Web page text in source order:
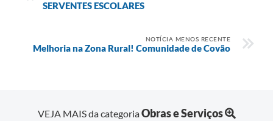
SERVENTES ESCOLARES
NOTÍCIA MENOS RECENTE
Melhoria na Zona Rural! Comunidade de Covão
VEJA MAIS da categoriaObras e Serviços